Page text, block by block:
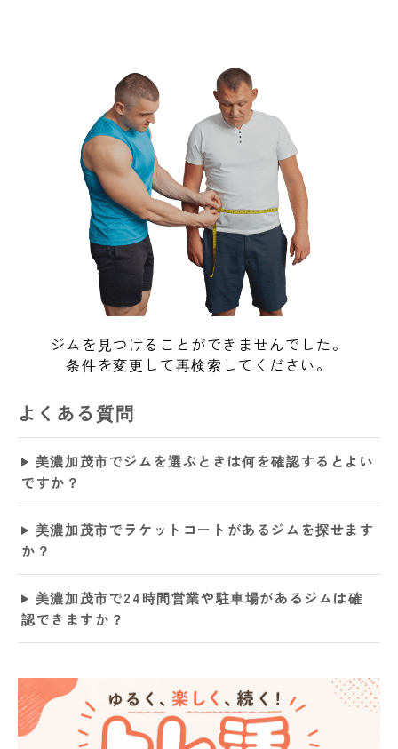
ジムを見つけることができませんでした。
条件を変更して再検索してください。
よくある質問
美濃加茂市でジムを選ぶときは何を確認するとよい
ですか？
美濃加茂市でラケットコートがあるジムを探せます
か？
美濃加茂市で24時間営業や駐車場があるジムは確
認できますか？